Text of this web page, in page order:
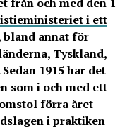
i ett
bland annat för
Tyskland,
1915 har det
som i och med ett
förra året
i praktiken